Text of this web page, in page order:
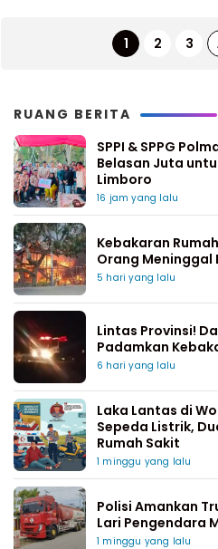
1 2 3
RUANG BERITA
SPPI & SPPG
Belasan Juta
Limboro
16 jam yang lalu
Kebakaran
Orang Meninggal
5 hari yang lalu
Lintas Provinsi!
Padamkan
6 hari yang lalu
Laka Lantas di
Sepeda Listrik,
Rumah Sakit
1 minggu yang lalu
Polisi Amankan
Lari Pengendara
1 minggu yang lalu